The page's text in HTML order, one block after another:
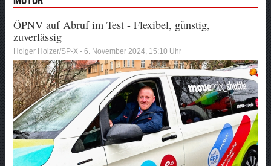
ÖPNV auf Abruf im Test - Flexibel, günstig,
zuverlässig
Holger Holzer/SP-X - 6. November 2024, 15:10 Uhr